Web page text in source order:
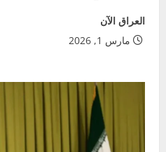
العراق الآن
مارس 1, 2026